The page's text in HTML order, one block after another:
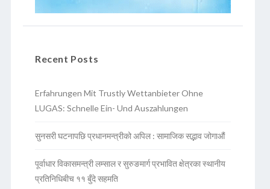
Recent Posts
Erfahrungen Mit Trustly Wettanbieter Ohne
LUGAS: Schnelle Ein- Und Auszahlungen
सुनसरी घटनापछि प्रधानमन्त्रीको अपिल : सामाजिक सद्भाव जोगाऔं
पूर्वाधार विकासमन्त्री लम्साल र सुरुङमार्ग प्रभावित क्षेत्रका स्थानीय
प्रतिनिधिबीच ११ बुँदे सहमति